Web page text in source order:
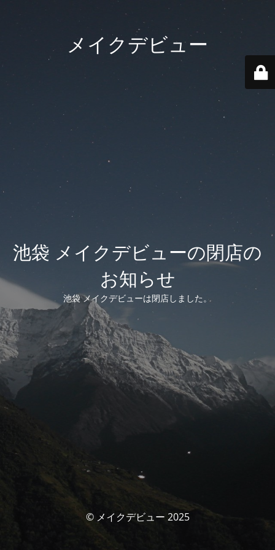
メイクデビュー
池袋 メイクデビューの閉店の
お知らせ
池袋 メイクデビューは閉店しました。
© メイクデビュー 2025